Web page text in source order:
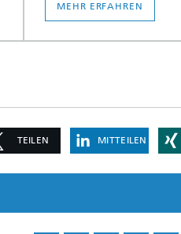
MEHR ERFAHREN
TEILEN MITTEILEN